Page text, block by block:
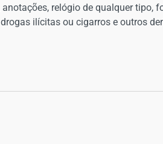
relógio de qualquer tipo,
ilícitas ou cigarros e outros